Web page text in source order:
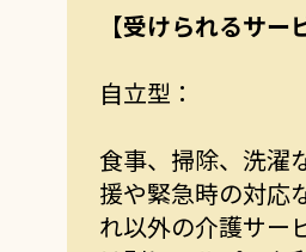
【受けられるサー
自立型：
食事、掃除、洗濯
援や緊急時の対応
れ以外の介護サー